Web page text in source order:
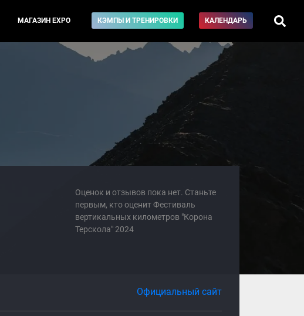
МАГАЗИН EXPO КЭМПЫ И ТРЕНИРОВКИ КАЛЕНДАРЬ
Оценок и отзывов пока нет. Станьте
первым, кто оценит Фестиваль
вертикальных километров "Корона
Терскола" 2024
Официальный сайт